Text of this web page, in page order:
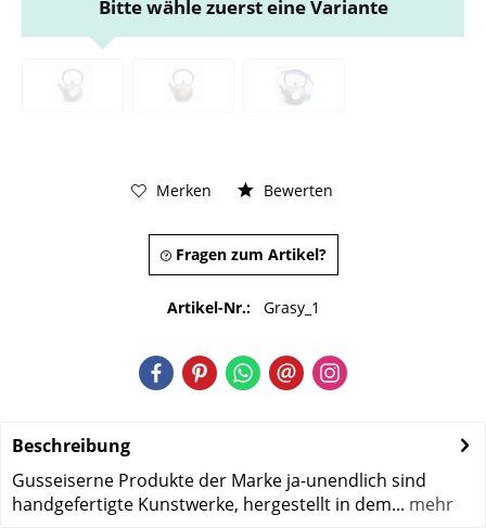
Bitte wähle zuerst eine Variante
Merken Bewerten
Fragen zum Artikel?
Artikel-Nr.: Grasy_1
Beschreibung
Gusseiserne Produkte der Marke ja-unendlich sind
handgefertigte Kunstwerke, hergestellt in dem... mehr